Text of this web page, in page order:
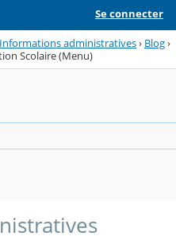
Se connecter
Informations administratives› Blog›
Scolaire (Menu)